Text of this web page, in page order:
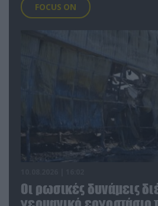
FOCUS ON
Οι ρωσικές δυνάμεις